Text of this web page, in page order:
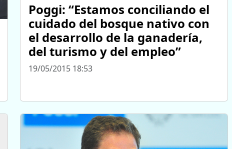
Poggi: “Estamos conciliando el
cuidado del bosque nativo con
el desarrollo de la ganadería,
del turismo y del empleo”
19/05/2015 18:53